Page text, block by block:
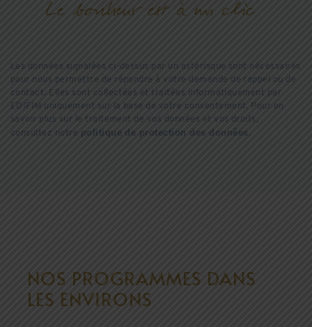
Les données signalées ci-dessus par un astérisque sont nécessaires
pour nous permettre de répondre à votre demande de rappel ou de
contact. Elles sont collectées et traitées informatiquement par
EDIFIM uniquement sur la base de votre consentement. Pour en
savoir plus sur le traitement de vos données et vos droits,
consultez notre politique de protection des données .
NOS PROGRAMMES DANS
LES ENVIRONS